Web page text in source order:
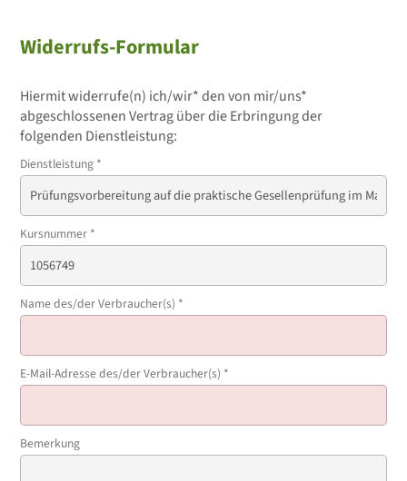
Widerrufs-Formular
Hiermit widerrufe(n) ich/wir* den von mir/uns*
abgeschlossenen Vertrag über die Erbringung der
folgenden Dienstleistung:
Dienstleistung *
Kursnummer *
Name des/der Verbraucher(s) *
E-Mail-Adresse des/der Verbraucher(s) *
Bemerkung